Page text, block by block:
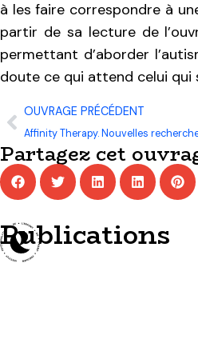
à les faire correspondre à
partir de sa lecture de
permettant d’aborder
doute ce qui attend celui qui
OUVRAGE PRÉCÉDENT
Affinity Therapy. Nouvelles
Partagez cet
Publications